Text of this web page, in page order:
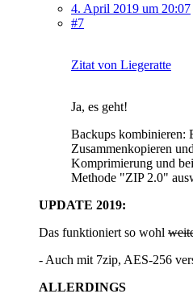
4. April 2019 um 20:07
#7
Zitat von Liegeratte
Ja, es geht!
Backups kombinieren:
Zusammenkopieren
Komprimierung und
Methode "ZIP 2.0"
UPDATE 2019:
Das funktioniert so wohl
- Auch mit 7zip, AES-256
ALLERDINGS